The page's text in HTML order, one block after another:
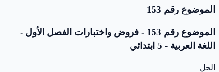
الموضوع رقم 153
الموضوع رقم 153 - فروض واختبارات الفصل الأول -
اللغة العربية - 5 ابتدائي
الحل